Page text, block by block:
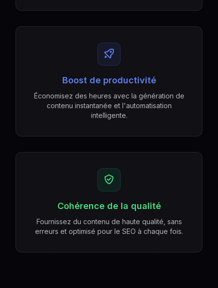
Boost de productivité
Économisez des heures avec la génération de
contenu instantanée et l'automatisation
intelligente.
Cohérence de la qualité
Fournissez du contenu de haute qualité, sans
erreurs et optimisé pour le SEO à chaque fois.